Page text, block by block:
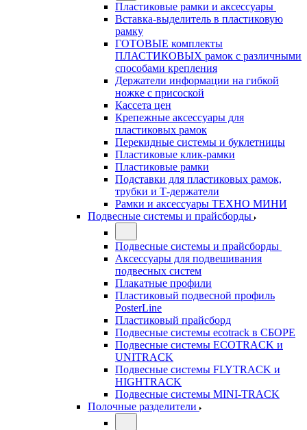
Пластиковые рамки и аксессуары
Вставка-выделитель в пластиковую
рамку
ГОТОВЫЕ комплекты
ПЛАСТИКОВЫХ рамок с различными
способами крепления
Держатели информации на гибкой
ножке с присоской
Кассета цен
Крепежные аксессуары для
пластиковых рамок
Перекидные системы и буклетницы
Пластиковые клик-рамки
Пластиковые рамки
Подставки для пластиковых рамок,
трубки и Т-держатели
Рамки и аксессуары ТЕХНО МИНИ
Подвесные системы и прайсборды
Подвесные системы и прайсборды
Аксессуары для подвешивания
подвесных систем
Плакатные профили
Пластиковый подвесной профиль
PosterLine
Пластиковый прайсборд
Подвесные системы ecotrack в СБОРЕ
Подвесные системы ECOTRACK и
UNITRACK
Подвесные системы FLYTRACK и
HIGHTRACK
Подвесные системы MINI-TRACK
Полочные разделители